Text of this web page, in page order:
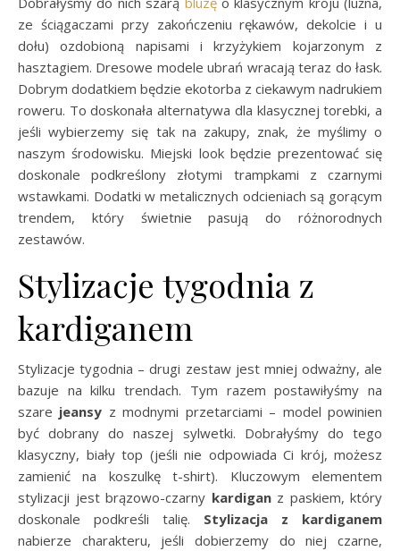
ze ściągaczami przy zakończeniu rękawów, dekolcie i u
dołu) ozdobioną napisami i krzyżykiem kojarzonym z
hasztagiem. Dresowe modele ubrań wracają teraz do łask.
Dobrym dodatkiem będzie ekotorba z ciekawym nadrukiem
roweru. To doskonała alternatywa dla klasycznej torebki, a
jeśli wybierzemy się tak na zakupy, znak, że myślimy o
naszym środowisku. Miejski look będzie prezentować się
doskonale podkreślony złotymi trampkami z czarnymi
wstawkami. Dodatki w metalicznych odcieniach są gorącym
trendem, który świetnie pasują do różnorodnych
zestawów.
Stylizacje tygodnia z
kardiganem
Stylizacje tygodnia – drugi zestaw jest mniej odważny, ale
bazuje na kilku trendach. Tym razem postawiłyśmy na
szare jeansy z modnymi przetarciami – model powinien
być dobrany do naszej sylwetki. Dobrałyśmy do tego
klasyczny, biały top (jeśli nie odpowiada Ci krój, możesz
zamienić na koszulkę t-shirt). Kluczowym elementem
stylizacji jest brązowo-czarny kardiganz paskiem, który
doskonale podkreśli talię. Stylizacja z kardiganem
nabierze charakteru, jeśli dobierzemy do niej czarne,